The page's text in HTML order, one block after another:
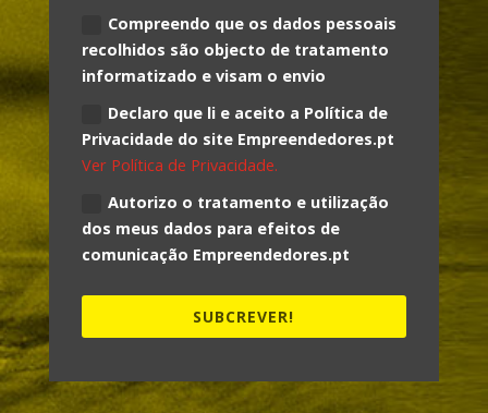
Compreendo que os dados pessoais
recolhidos são objecto de tratamento
informatizado e visam o envio
Declaro que li e aceito a Política de
Privacidade do site Empreendedores.pt
Ver Política de Privacidade.
Autorizo o tratamento e utilização
dos meus dados para efeitos de
comunicação Empreendedores.pt
SUBCREVER!